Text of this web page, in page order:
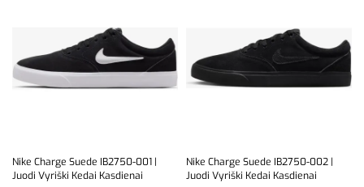
Nike Charge Suede IB2750-001 |
Juodi Vyriški Kedai Kasdienai
Nike Charge Suede IB2750-002 |
Juodi Vyriški Kedai Kasdienai